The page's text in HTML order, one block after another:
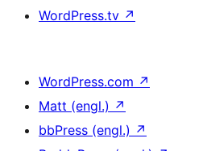
WordPress.tv ↗
WordPress.com ↗
Matt (engl.) ↗
bbPress (engl.) ↗